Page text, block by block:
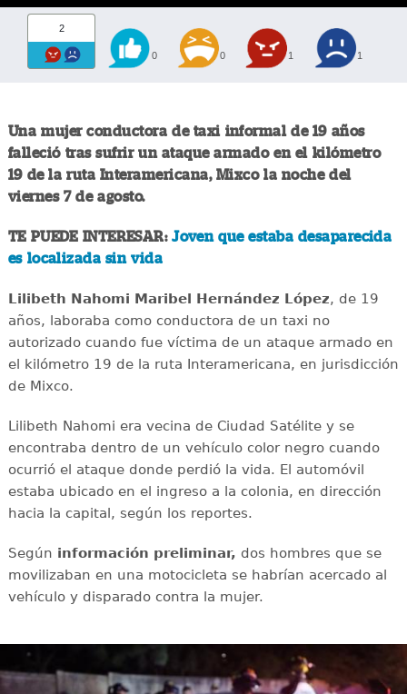
2
0 0 1 1
Una mujer conductora de taxi informal de 19 años
falleció tras sufrir un ataque armado en el kilómetro
19 de la ruta Interamericana, Mixco la noche del
viernes 7 de agosto.
TE PUEDE INTERESAR:Joven que estaba desaparecida
es localizada sin vida
Lilibeth Nahomi Maribel Hernández López, de 19
años, laboraba como conductora de un taxi no
autorizado cuando fue víctima de un ataque armado en
el kilómetro 19 de la ruta Interamericana, en jurisdicción
de Mixco.
Lilibeth Nahomi era vecina de Ciudad Satélite y se
encontraba dentro de un vehículo color negro cuando
ocurrió el ataque donde perdió la vida. El automóvil
estaba ubicado en el ingreso a la colonia, en dirección
hacia la capital, según los reportes.
Según información preliminar, dos hombres que se
movilizaban en una motocicleta se habrían acercado al
vehículo y disparado contra la mujer.